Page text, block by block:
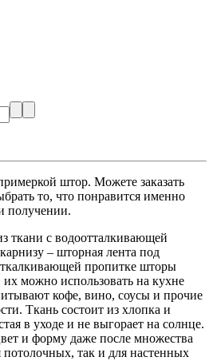
штор. Можете заказать
то, что понравится именно
получении.
ткани с водоотталкивающей
– шторная лента под
пропитке шторы
можно использовать на кухне
кофе, вино, соусы и прочие
Ткань состоит из хлопка и
в уходе и не выгорает на солнце.
и форму даже после множества
потолочных, так и для настенных